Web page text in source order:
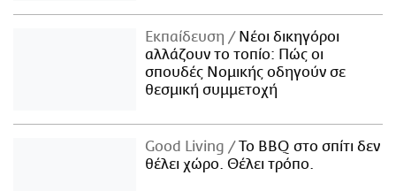
Εκπαίδευση
Νέοι δικηγόροι
αλλάζουν το τοπίο: Πώς οι
σπουδές Νομικής οδηγούν σε
θεσμική συμμετοχή
Good Living
Το BBQ στο σπίτι δεν
θέλει χώρο. Θέλει τρόπο.